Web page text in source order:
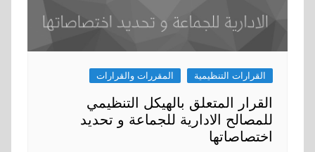
القرارات التنظيمية المقررات والقرارات
القرار المتعلق بالهيكل التنظيمي
للمصالح الادارية للجماعة و تحديد
اختصاصاتها